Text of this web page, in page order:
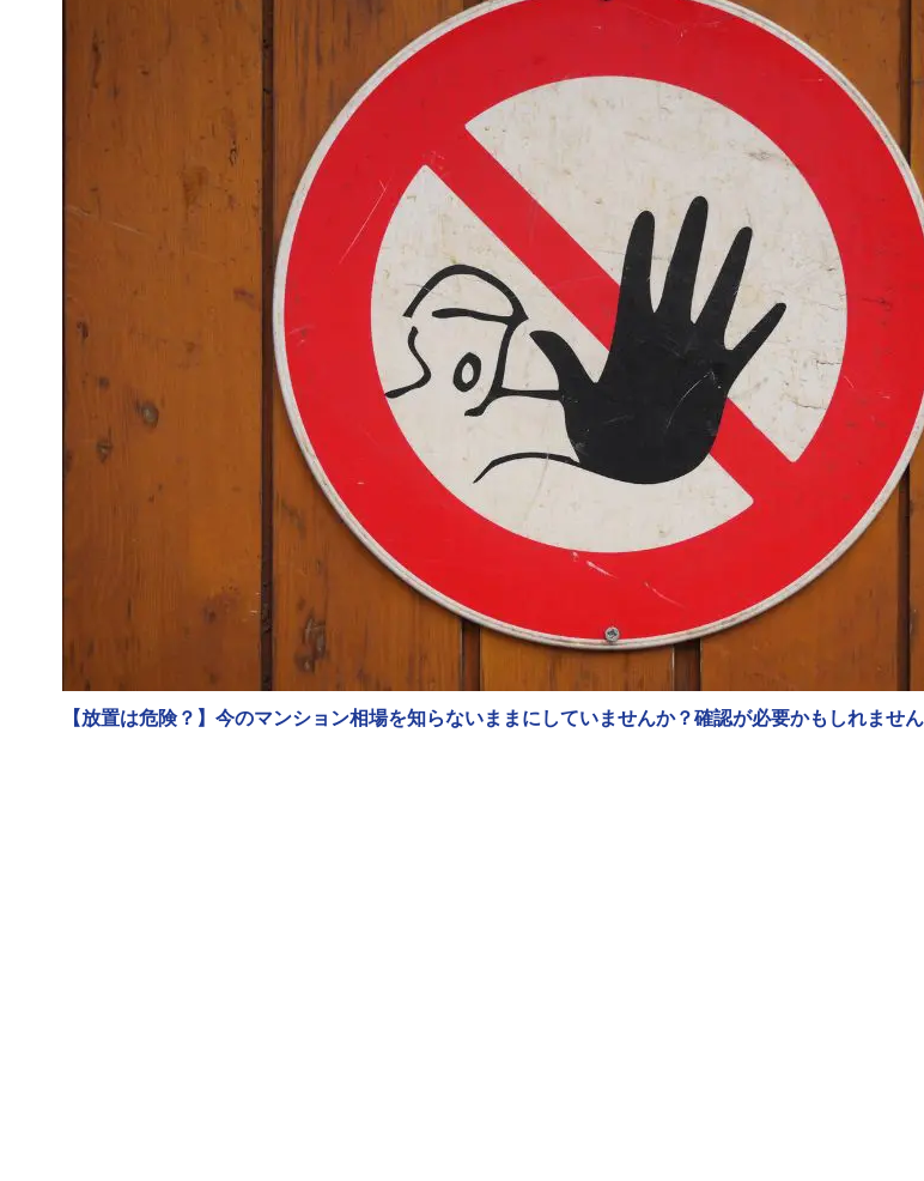
【放置は危険？】今のマンション相場を知らないままにしていませんか？確認が必要かもしれません